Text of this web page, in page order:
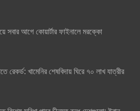
সবার আগে কোয়ার্টার ফাইনালে মরক্কো
রেকর্ড: খামেনির শেষবিদায় ঘিরে ৭০ লাখ যাত্রীর